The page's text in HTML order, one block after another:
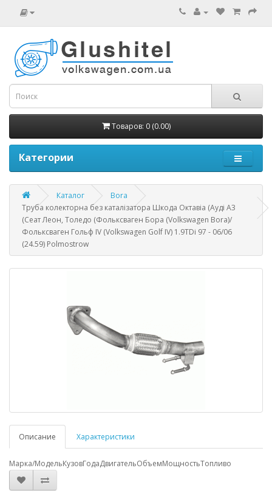
Товаров: 0 (0.00)
Категории
Каталог
Bora
Труба колекторна без каталізатора Шкода Октавіа (Ауді А3
(Сеат Леон, Толедо (Фольксваген Бора (Volkswagen Bora)/
Фольксваген Гольф IV (Volkswagen Golf IV) 1.9TDi 97 - 06/06
(24.59) Polmostrow
Описание Характеристики
Марка/МодельКузовГодаДвигательОбъемМощностьТопливо